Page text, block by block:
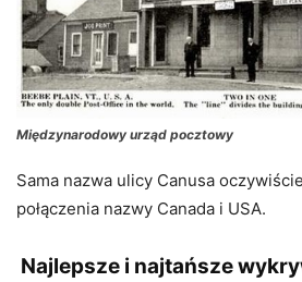
Międzynarodowy urząd pocztowy
Sama nazwa ulicy Canusa
połączenia nazwy Canada i USA.
Najlepsze i najtańsze